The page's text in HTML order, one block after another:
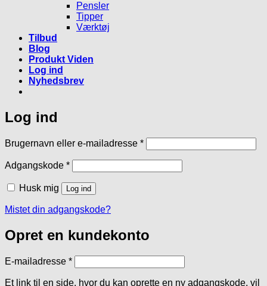
Pensler
Tipper
Værktøj
Tilbud
Blog
Produkt Viden
Log ind
Nyhedsbrev
Log ind
Brugernavn eller e-mailadresse *Påkrævet
Adgangskode *Påkrævet
Husk mig Log ind
Mistet din adgangskode?
Opret en kundekonto
E-mailadresse *Påkrævet
Et link til en side, hvor du kan oprette en ny adgangskode, vil